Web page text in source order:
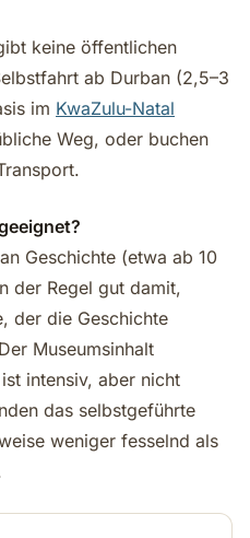
keine öffentlichen
ab Durban (2,5–3
im KwaZulu-Natal
Weg, oder buchen
Geschichte (etwa ab 10
der Regel gut damit,
der die Geschichte
Museumsinhalt
intensiv, aber nicht
das selbstgeführte
weniger fesselnd als